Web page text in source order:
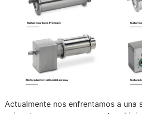
Actualmente nos enfrentamos a una